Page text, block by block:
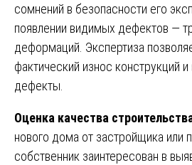
сомнений в безопасности его
появлении видимых дефектов —
деформаций. Экспертиза
фактический износ конструкций
дефекты.
Оценка качества
нового дома от застройщика или
собственник заинтересован в